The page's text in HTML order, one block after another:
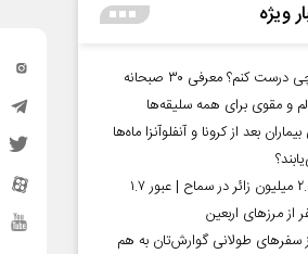
ویژه
صبحانه چی درست کنم؟ معرفی ۳۰ صبحانه
و مقوی برای همه سلیقه‌ها
بعد از کرونا و آنفلوآنزا ماه‌ها
ثبت‌نام ۲.۵ میلیون زائر در سماح | عبور ۱.۷
از مرز‌های اربعین
سفرهای طولانی گوارش‌تان به هم